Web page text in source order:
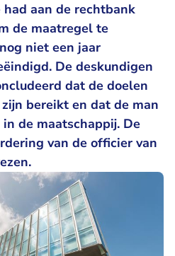
aan de rechtbank
de maatregel te
niet een jaar
De deskundigen
dat de doelen
bereikt en dat de man
de maatschappij. De
van de officier van